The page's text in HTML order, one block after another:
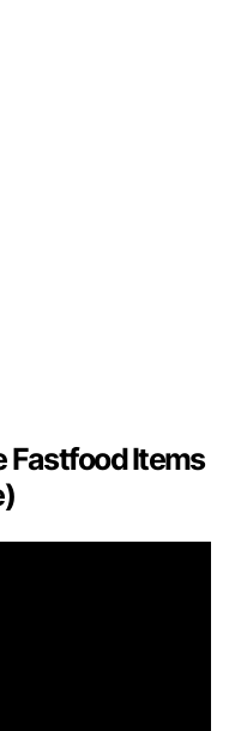
Fastfood Items